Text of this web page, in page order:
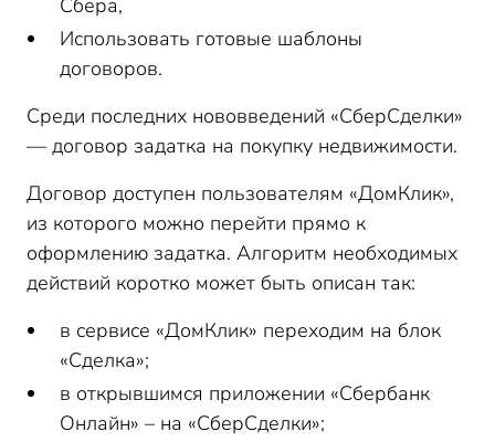
Сбера,
Использовать готовые шаблоны
договоров.
Среди последних нововведений «СберСделки»
— договор задатка на покупку недвижимости.
Договор доступен пользователям «ДомКлик»,
из которого можно перейти прямо к
оформлению задатка. Алгоритм необходимых
действий коротко может быть описан так:
в сервисе «ДомКлик» переходим на блок
«Сделка»;
в открывшимся приложении «Сбербанк
Онлайн» – на «СберСделки»;